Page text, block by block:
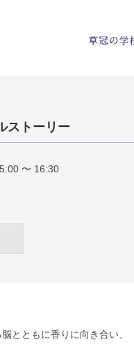
ストーリー
〜 16:30
とともに香りに向き合い、